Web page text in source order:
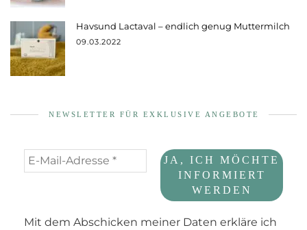
Havsund Lactaval – endlich genug Muttermilch
09.03.2022
NEWSLETTER FÜR EXKLUSIVE ANGEBOTE
Mit dem Abschicken meiner Daten erkläre ich